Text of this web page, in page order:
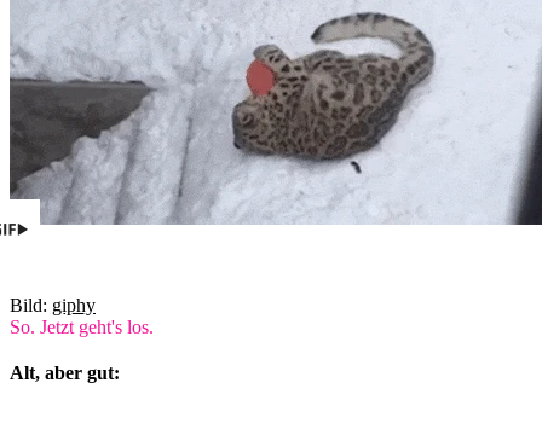
Bild: giphy
So. Jetzt geht's los.
Alt, aber gut: